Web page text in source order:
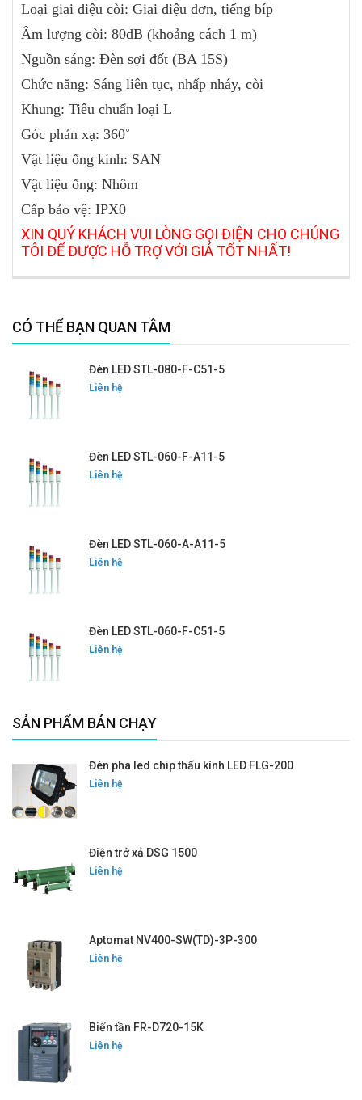
Loại giai điệu còi: Giai điệu đơn, tiếng bíp
Âm lượng còi: 80dB (khoảng cách 1 m)
Nguồn sáng: Đèn sợi đốt (BA 15S)
Chức năng: Sáng liên tục, nhấp nháy, còi
Khung: Tiêu chuẩn loại L
Góc phản xạ: 360˚
Vật liệu ống kính: SAN
Vật liệu ống: Nhôm
Cấp bảo vệ: IPX0
XIN QUÝ KHÁCH VUI LÒNG GỌI ĐIỆN CHO CHÚNG
TÔI ĐỂ ĐƯỢC HỖ TRỢ VỚI GIÁ TỐT NHẤT!
CÓ THỂ BẠN QUAN TÂM
Đèn LED STL-080-F-C51-5
Liên hệ
Đèn LED STL-060-F-A11-5
Liên hệ
Đèn LED STL-060-A-A11-5
Liên hệ
Đèn LED STL-060-F-C51-5
Liên hệ
SẢN PHẨM BÁN CHẠY
Đèn pha led chip thấu kính LED FLG-200
Liên hệ
Điện trở xả DSG 1500
Liên hệ
Aptomat NV400-SW(TD)-3P-300
Liên hệ
Biến tần FR-D720-15K
Liên hệ